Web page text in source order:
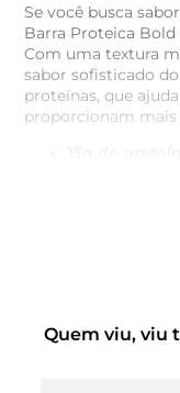
Se você busca
Barra Proteica
Com uma textura
sabor sofisticado
proteínas, que
proporcionam mais
Sem adição
Quem viu, viu